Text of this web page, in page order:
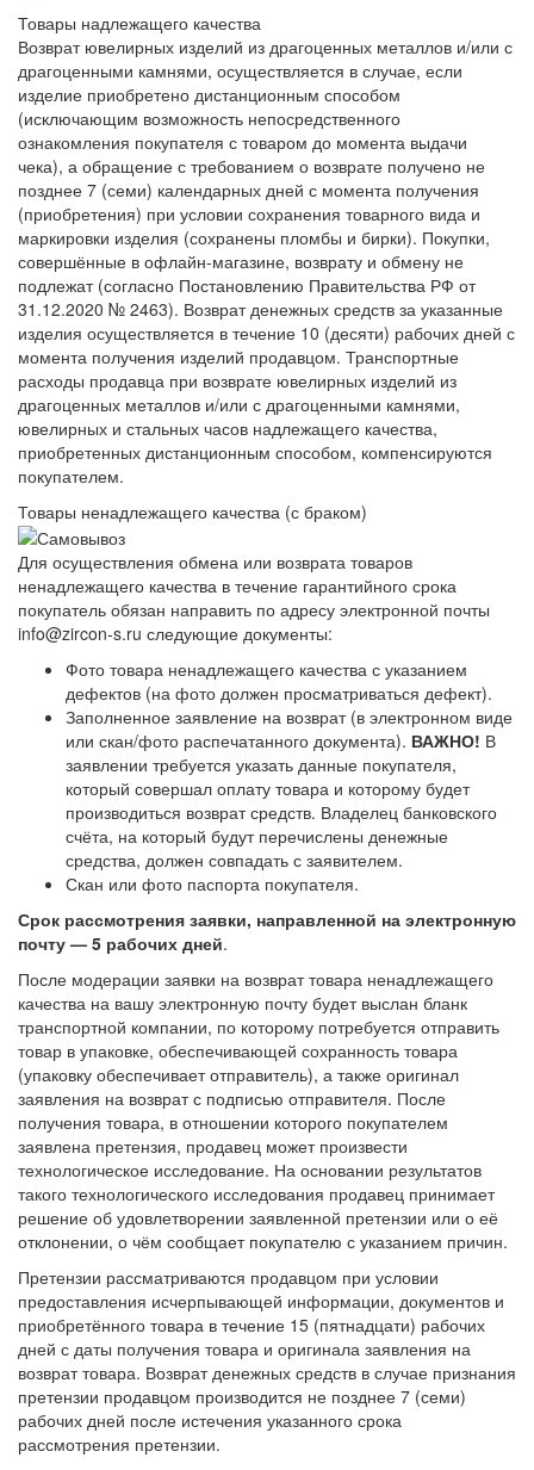
Товары надлежащего качества
Возврат ювелирных изделий из драгоценных металлов и/или с
драгоценными камнями, осуществляется в случае, если
изделие приобретено дистанционным способом
(исключающим возможность непосредственного
ознакомления покупателя с товаром до момента выдачи
чека), а обращение с требованием о возврате получено не
позднее 7 (семи) календарных дней с момента получения
(приобретения) при условии сохранения товарного вида и
маркировки изделия (сохранены пломбы и бирки). Покупки,
совершённые в офлайн-магазине, возврату и обмену не
подлежат (согласно Постановлению Правительства РФ от
31.12.2020 № 2463). Возврат денежных средств за указанные
изделия осуществляется в течение 10 (десяти) рабочих дней с
момента получения изделий продавцом. Транспортные
расходы продавца при возврате ювелирных изделий из
драгоценных металлов и/или с драгоценными камнями,
ювелирных и стальных часов надлежащего качества,
приобретенных дистанционным способом, компенсируются
покупателем.
Товары ненадлежащего качества (с браком)
Для осуществления обмена или возврата товаров
ненадлежащего качества в течение гарантийного срока
покупатель обязан направить по адресу электронной почты
info@zircon-s.ru следующие документы:
Фото товара ненадлежащего качества с указанием
дефектов (на фото должен просматриваться дефект).
Заполненное заявление на возврат (в электронном виде
или скан/фото распечатанного документа). ВАЖНО! В
заявлении требуется указать данные покупателя,
который совершал оплату товара и которому будет
производиться возврат средств. Владелец банковского
счёта, на который будут перечислены денежные
средства, должен совпадать с заявителем.
Скан или фото паспорта покупателя.
Срок рассмотрения заявки, направленной на электронную
почту — 5 рабочих дней.
После модерации заявки на возврат товара ненадлежащего
качества на вашу электронную почту будет выслан бланк
транспортной компании, по которому потребуется отправить
товар в упаковке, обеспечивающей сохранность товара
(упаковку обеспечивает отправитель), а также оригинал
заявления на возврат с подписью отправителя. После
получения товара, в отношении которого покупателем
заявлена претензия, продавец может произвести
технологическое исследование. На основании результатов
такого технологического исследования продавец принимает
решение об удовлетворении заявленной претензии или о её
отклонении, о чём сообщает покупателю с указанием причин.
Претензии рассматриваются продавцом при условии
предоставления исчерпывающей информации, документов и
приобретённого товара в течение 15 (пятнадцати) рабочих
дней с даты получения товара и оригинала заявления на
возврат товара. Возврат денежных средств в случае признания
претензии продавцом производится не позднее 7 (семи)
рабочих дней после истечения указанного срока
рассмотрения претензии.